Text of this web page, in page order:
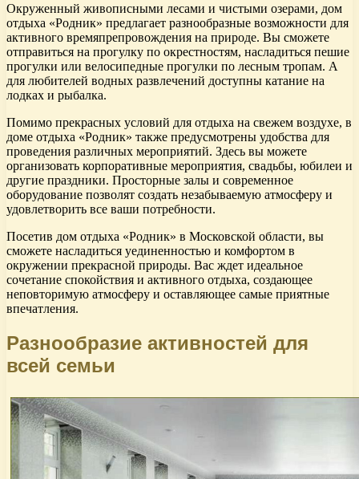
Окруженный живописными лесами и чистыми озерами, дом
отдыха «Родник» предлагает разнообразные возможности для
активного времяпрепровождения на природе. Вы сможете
отправиться на прогулку по окрестностям, насладиться пешие
прогулки или велосипедные прогулки по лесным тропам. А
для любителей водных развлечений доступны катание на
лодках и рыбалка.
Помимо прекрасных условий для отдыха на свежем воздухе, в
доме отдыха «Родник» также предусмотрены удобства для
проведения различных мероприятий. Здесь вы можете
организовать корпоративные мероприятия, свадьбы, юбилеи и
другие праздники. Просторные залы и современное
оборудование позволят создать незабываемую атмосферу и
удовлетворить все ваши потребности.
Посетив дом отдыха «Родник» в Московской области, вы
сможете насладиться уединенностью и комфортом в
окружении прекрасной природы. Вас ждет идеальное
сочетание спокойствия и активного отдыха, создающее
неповторимую атмосферу и оставляющее самые приятные
впечатления.
Разнообразие активностей для
всей семьи